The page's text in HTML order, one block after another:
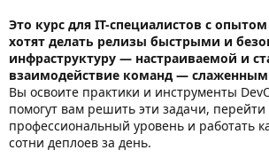
Это курс для IT-специалистов с
хотят делать релизы быстрыми и
инфраструктуру — настраиваемой и
взаимодействие команд —
Вы освоите практики и инструменты
помогут вам решить эти задачи,
профессиональный уровень и работать
сотни деплоев за день.